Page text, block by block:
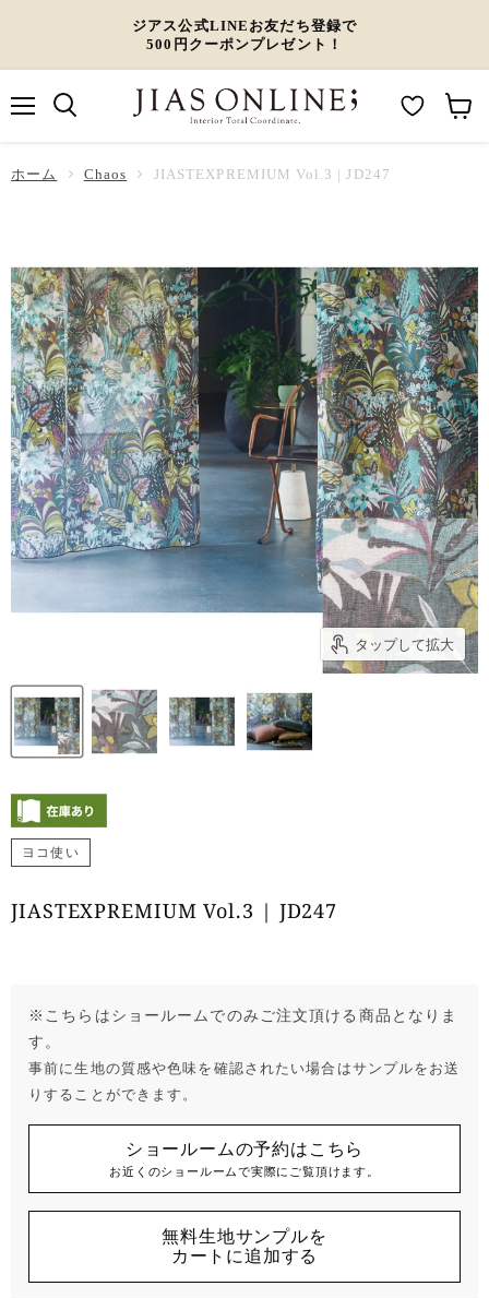
ジアス公式LINEお友だち登録で
500円クーポンプレゼント！
ー
h
l
i
s
t
る
ホーム Chaos JIASTEXPREMIUM Vol.3 | JD247
タップして拡大
ヨコ使い
JIASTEXPREMIUM Vol.3 | JD247
※こちらはショールームでのみご注文頂ける商品となりま
す。
事前に生地の質感や色味を確認されたい場合はサンプルをお送
りすることができます。
ショールームの予約はこちら
お近くのショールームで実際にご覧頂けます。
無料生地サンプルを
カートに追加する